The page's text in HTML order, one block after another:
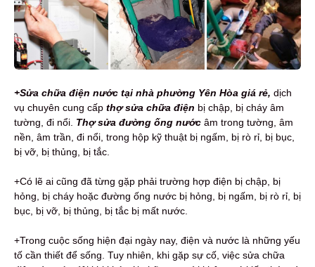
+Sửa chữa điện nước tại nhà phường Yên Hòa giá rẻ, dịch
vụ chuyên cung cấp thợ sửa chữa điện bị chập, bị cháy âm
tường, đi nổi. Thợ sửa đường ống nước âm trong tường, âm
nền, âm trần, đi nổi, trong hộp kỹ thuật bị ngấm, bị rò rỉ, bị bục,
bị vỡ, bị thủng, bị tắc.
+Có lẽ ai cũng đã từng gặp phải trường hợp điện bị chập, bị
hỏng, bị cháy hoặc đường ống nước bị hỏng, bị ngấm, bị rò rỉ, bị
bục, bị vỡ, bị thủng, bị tắc bị mất nước.
+Trong cuộc sống hiện đại ngày nay, điện và nước là những yếu
tố cần thiết để sống. Tuy nhiên, khi gặp sự cố, việc sửa chữa